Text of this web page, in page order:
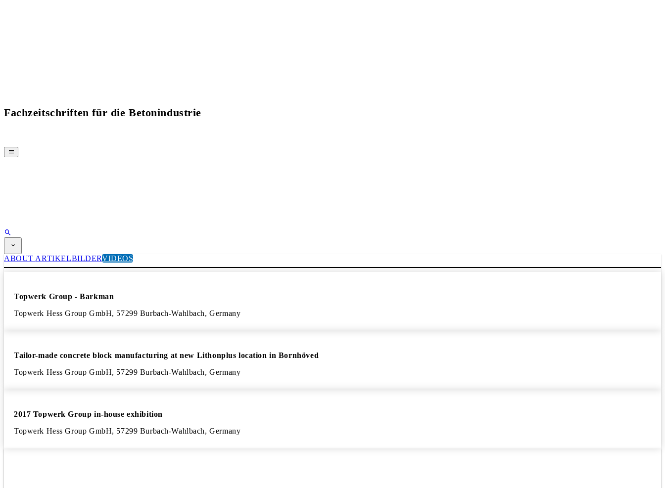
Fachzeitschriften für die Betonindustrie
Magazin
BUYERS' GUIDE
JOB BRIDGE
NEWSLETTER
ABOUT ARTIKELBILDERVIDEOS
Topwerk Group - Barkman
Topwerk Hess Group GmbH, 57299 Burbach-Wahlbach, Germany
Tailor-made concrete block manufacturing at new Lithonplus location in Bornhöved
Topwerk Hess Group GmbH, 57299 Burbach-Wahlbach, Germany
2017 Topwerk Group in-house exhibition
Topwerk Hess Group GmbH, 57299 Burbach-Wahlbach, Germany